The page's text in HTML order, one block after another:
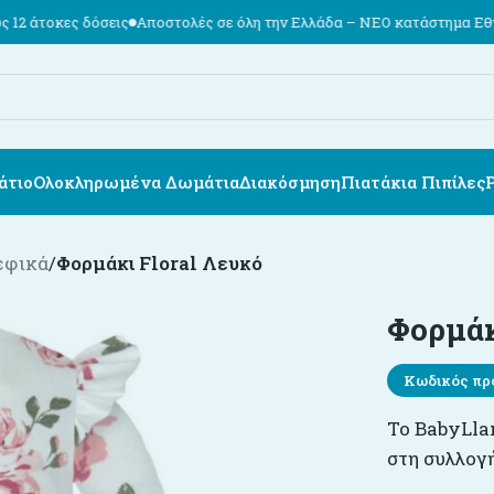
Αποστολές σε όλη την Ελλάδα – ΝΕΟ κατάστημα Εθν.
Ολοκληρωμένα ΔωμάτιαΔιακόσμησηΠιατάκια Πιπίλες
/Φορμάκι Floral Λευκό
Κωδικός
Το
στη